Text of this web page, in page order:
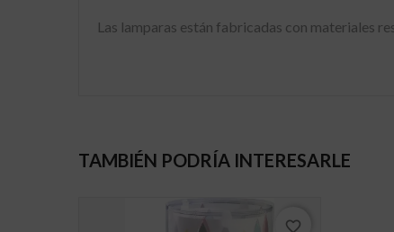
Las lamparas están fabricadas con materiales
TAMBIÉN PODRÍA INTERESARLE
favorite_border